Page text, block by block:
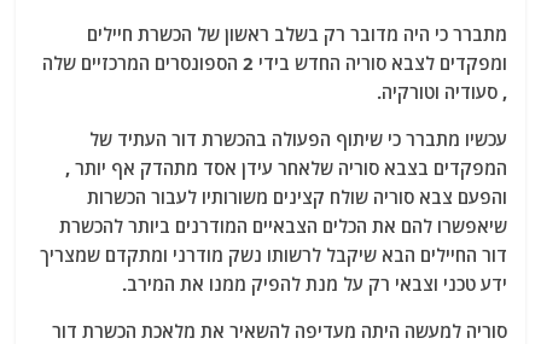
מתברר כי היה מדובר רק בשלב ראשון של הכשרת חיילים
ומפקדים לצבא סוריה החדש בידי 2 הספונסרים המרכזיים שלה
, סעודיה וטורקיה.
עכשיו מתברר כי שיתוף הפעולה בהכשרת דור העתיד של
המפקדים בצבא סוריה שלאחר עידן אסד מתהדק אף יותר ,
והפעם צבא סוריה שולח קצינים משורותיו לעבור הכשרות
שיאפשרו להם את הכלים הצבאיים המודרנים ביותר להכשרת
דור החיילים הבא שיקבל לרשותו נשק מודרני ומתקדם שמצריך
ידע טכני וצבאי רק על מנת להפיק ממנו את המירב.
סוריה למעשה היתה מעדיפה להשאיר את מלאכת הכשרת דור